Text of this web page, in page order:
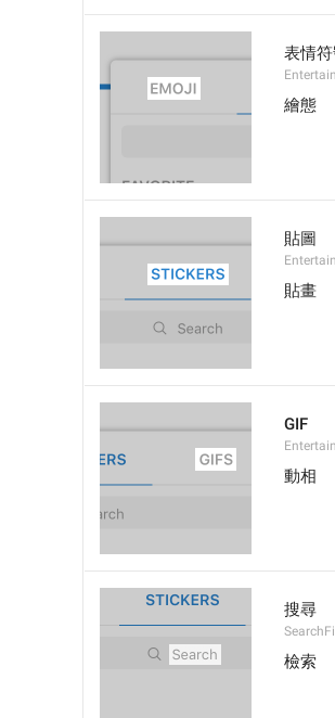
表情
繪態
貼圖
貼畫
GIF
動相
搜尋
檢索